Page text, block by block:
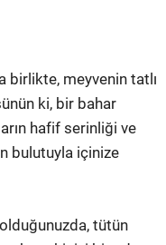
birlikte, meyvenin tatlı
ki, bir bahar
hafif serinliği ve
bulutuyla içinize
tütün